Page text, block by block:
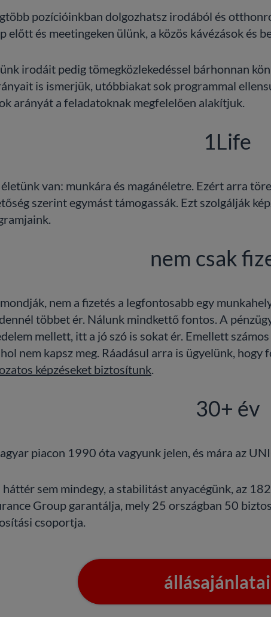
pozícióinkban dolgozhatsz irodából és
előtt és meetingeken ülünk, a közös kávézások és
irodáit pedig tömegközlekedéssel bárhonnan
is ismerjük, utóbbiakat sok programmal
arányát a feladatoknak megfelelően alakítjuk.
1Life
életünk van: munkára és magánéletre. Ezért arra
szerint egymást támogassák. Ezt szolgálják
nem csak
nem a fizetés a legfontosabb egy
többet ér. Nálunk mindkettő fontos. A
mellett, itt a jó szó is sokat ér. Emellett
nem kapsz meg. Ráadásul arra is ügyelünk,
képzéseket biztosítunk.
30+ év
piacon 1990 óta vagyunk jelen, és mára az
háttér sem mindegy, a stabilitást anyacégünk, az
Group garantálja, mely 25 országban 50
csoportja.